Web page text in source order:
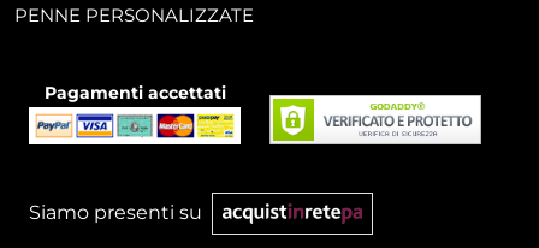
PENNE PERSONALIZZATE
Pagamenti accettati
Siamo presenti su